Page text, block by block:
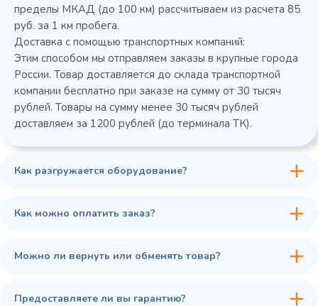
45 900 ₽
пределы МКАД (до 100 км) рассчитываем из расчета 85
руб. за 1 км пробега.
Доставка с помощью транспортных компаний:
Этим способом мы отправляем заказы в крупные города
России. Товар доставляется до склада транспортной
компании бесплатно при заказе на сумму от 30 тысяч
рублей. Товары на сумму менее 30 тысяч рублей
доставляем за 1200 рублей (до терминала ТК).
Как разгружается оборудование?
Как можно оплатить заказ?
Можно ли вернуть или обменять товар?
Предоставляете ли вы гарантию?